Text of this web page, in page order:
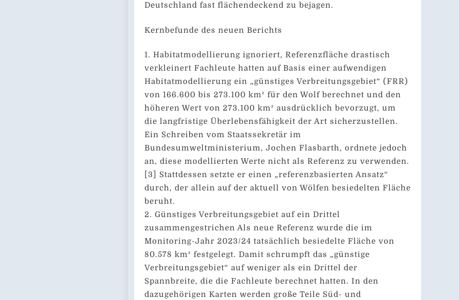
Deutschland fast flächendeckend zu bejagen.
Kernbefunde des neuen Berichts
1. Habitatmodellierung ignoriert, Referenzfläche drastisch
verkleinert Fachleute hatten auf Basis einer aufwendigen
Habitatmodellierung ein „günstiges Verbreitungsgebiet“ (FRR)
von 166.600 bis 273.100 km² für den Wolf berechnet und den
höheren Wert von 273.100 km² ausdrücklich bevorzugt, um
die langfristige Überlebensfähigkeit der Art sicherzustellen.
Ein Schreiben vom Staatssekretär im
Bundesumweltministerium, Jochen Flasbarth, ordnete jedoch
an, diese modellierten Werte nicht als Referenz zu verwenden.
[3] Stattdessen setzte er einen „referenzbasierten Ansatz“
durch, der allein auf der aktuell von Wölfen besiedelten Fläche
beruht.
2. Günstiges Verbreitungsgebiet auf ein Drittel
zusammengestrichen Als neue Referenz wurde die im
Monitoring-Jahr 2023/24 tatsächlich besiedelte Fläche von
80.578 km² festgelegt. Damit schrumpft das „günstige
Verbreitungsgebiet“ auf weniger als ein Drittel der
Spannbreite, die die Fachleute berechnet hatten. In den
dazugehörigen Karten werden große Teile Süd- und